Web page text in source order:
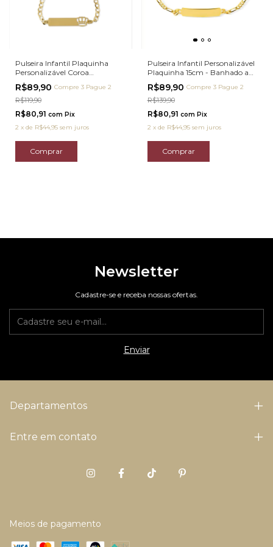
Pulseira Infantil Plaquinha
Personalizável Coroa
(14cm+3cm) - Banhado a Ouro
18K
R$89,90 Compre 3 Pague 2
R$119,90
R$80,91 com Pix
2 x de R$44,95 sem juros
Pulseira Infantil Personalizável
Plaquinha 15cm - Banhado a
Ouro 18K
R$89,90 Compre 3 Pague 2
R$139,90
R$80,91 com Pix
2 x de R$44,95 sem juros
Newsletter
Cadastre-se e receba nossas ofertas.
Departamentos
Entre em contato
Meios de pagamento